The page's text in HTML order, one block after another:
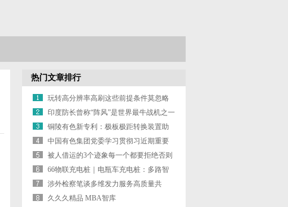
热门文章排行
玩转高分辨率高刷这些前提条件莫忽略
印度防长曾称“阵风”是世界最牛战机之一
其
铜陵有色新专利：极板极距转换装置助
力电解
中国有色集团党委学习贯彻习近期重要
讲话精
被人借运的3个迹象每一个都要拒绝否则
你的
66物联充电桩｜电瓶车充电桩：多路智
能-
涉外检察笔谈多维发力服务高质量共
建“一带
久久久精品 MBA智库